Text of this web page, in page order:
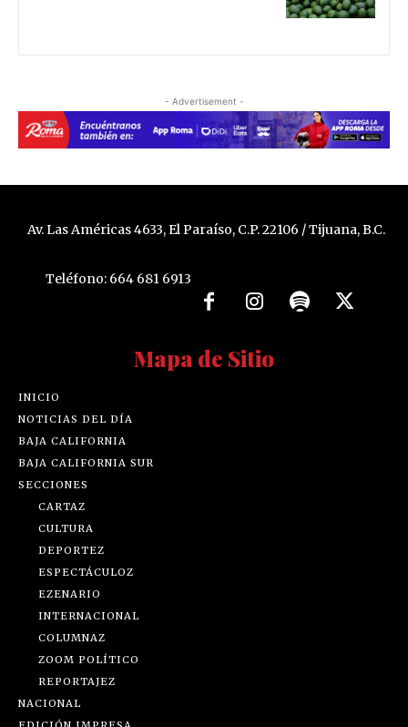
- Advertisement -
Av. Las Américas 4633, El Paraíso, C.P. 22106 / Tijuana, B.C.
Teléfono: 664 681 6913
Mapa de Sitio
INICIO
NOTICIAS DEL DÍA
BAJA CALIFORNIA
BAJA CALIFORNIA SUR
SECCIONES
CARTAZ
CULTURA
DEPORTEZ
ESPECTÁCULOZ
EZENARIO
INTERNACIONAL
COLUMNAZ
ZOOM POLÍTICO
REPORTAJEZ
NACIONAL